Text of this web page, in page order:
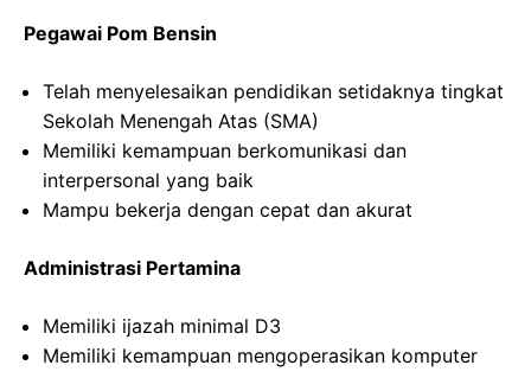
Pegawai Pom Bensin
Telah menyelesaikan pendidikan setidaknya tingkat
Sekolah Menengah Atas (SMA)
Memiliki kemampuan berkomunikasi dan
interpersonal yang baik
Mampu bekerja dengan cepat dan akurat
Administrasi Pertamina
Memiliki ijazah minimal D3
Memiliki kemampuan mengoperasikan komputer